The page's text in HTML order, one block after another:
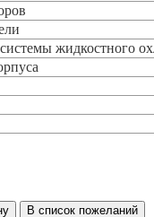
жидкостного